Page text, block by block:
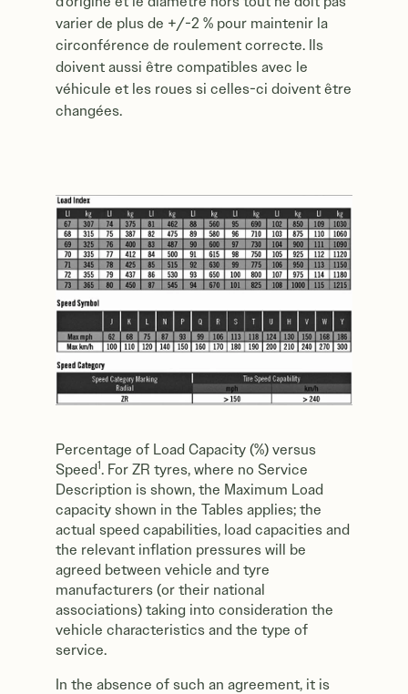
varier de plus de +/-2 % pour maintenir la
circonférence de roulement correcte. Ils
doivent aussi être compatibles avec le
véhicule et les roues si celles-ci doivent être
changées.
Percentage of Load Capacity (%) versus
Speed1. For ZR tyres, where no Service
Description is shown, the Maximum Load
capacity shown in the Tables applies; the
actual speed capabilities, load capacities and
the relevant inflation pressures will be
agreed between vehicle and tyre
manufacturers (or their national
associations) taking into consideration the
vehicle characteristics and the type of
service.
In the absence of such an agreement, it is